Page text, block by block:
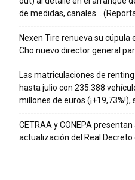
de medidas, canales…
Nexen Tire renueva su cúpula
Cho nuevo director general
Las matriculaciones de
hasta julio con 235.388
millones de euros (¡+19,73%!),
CETRAA y CONEPA
actualización del Real Decreto